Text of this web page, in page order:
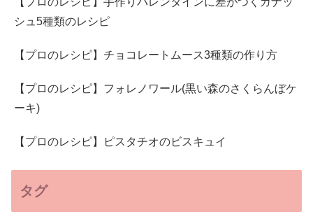
シュ5種類のレシピ
【プロのレシピ】チョコレートムース3種類の作り方
【プロのレシピ】フォレノワール(黒い森のさくらんぼケ
ーキ)
【プロのレシピ】ピスタチオのビスキュイ
タグ